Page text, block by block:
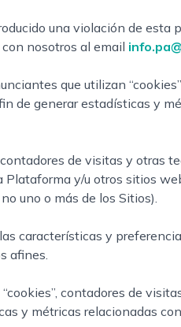
una violación de esta
nosotros al email
que utilizan
de generar estadísticas y
de visitas y otras
y/u otros sitios
uno o más de los Sitios).
características y
afines.
contadores de
y métricas relacionadas